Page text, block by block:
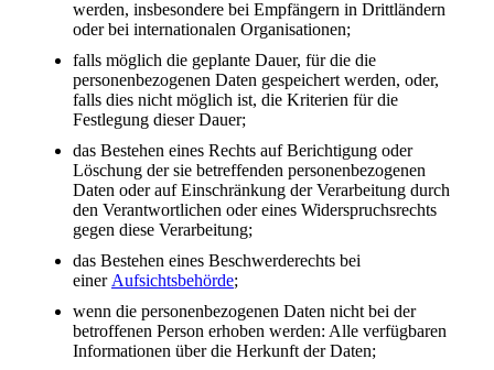
werden, insbesondere bei Empfängern in Drittländern
oder bei internationalen Organisationen;
falls möglich die geplante Dauer, für die die
personenbezogenen Daten gespeichert werden, oder,
falls dies nicht möglich ist, die Kriterien für die
Festlegung dieser Dauer;
das Bestehen eines Rechts auf Berichtigung oder
Löschung der sie betreffenden personenbezogenen
Daten oder auf Einschränkung der Verarbeitung durch
den Verantwortlichen oder eines Widerspruchsrechts
gegen diese Verarbeitung;
das Bestehen eines Beschwerderechts bei
einer Aufsichtsbehörde;
wenn die personenbezogenen Daten nicht bei der
betroffenen Person erhoben werden: Alle verfügbaren
Informationen über die Herkunft der Daten;